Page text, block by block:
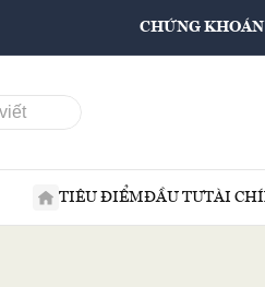
CHỨNG KHOÁN
TIÊU ĐIỂMĐẦU TƯTÀI